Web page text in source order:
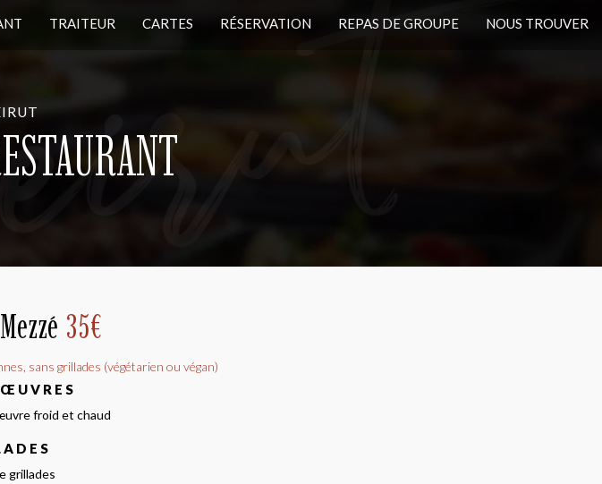
TRAITEUR CARTES RÉSERVATION REPAS DE GROUPE NOUS TROUVER
35€
sans grillades (végétarien ou végan)
froid et chaud
grillades